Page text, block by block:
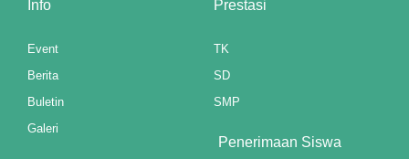
panel
Info
Event
Berita
Buletin
Galeri
Prestasi
TK
SD
SMP
Penerimaan Siswa